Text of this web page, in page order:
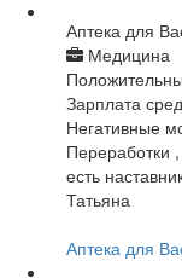
Аптека для
Медицина
Зарплата
Негативные
Переработки
есть
Татьяна
Аптека для